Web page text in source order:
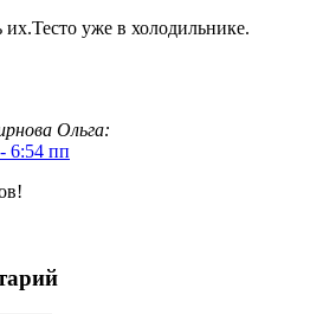
их.Тесто уже в холодильнике.
Ольга:
6:54 пп